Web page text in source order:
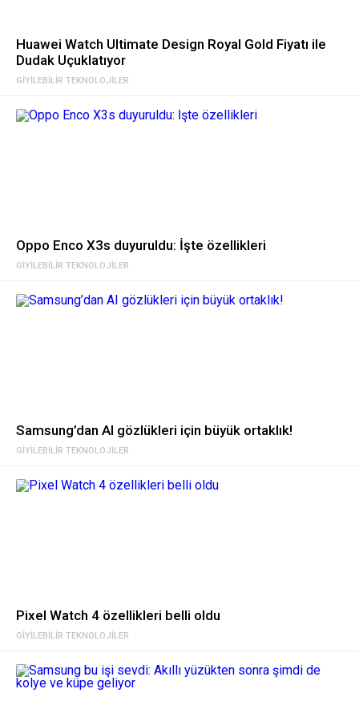
GIYILEBILIR TEKNOLOJILER
Huawei Watch Ultimate Design Royal Gold Fiyatı ile
Dudak Uçuklatıyor
GIYILEBILIR TEKNOLOJILER
Oppo Enco X3s duyuruldu: İşte özellikleri
GIYILEBILIR TEKNOLOJILER
Samsung’dan AI gözlükleri için büyük ortaklık!
GIYILEBILIR TEKNOLOJILER
Pixel Watch 4 özellikleri belli oldu